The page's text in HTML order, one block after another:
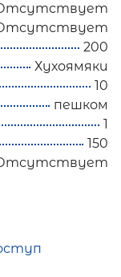
200
Хухоямяки
10
пешком
1
150